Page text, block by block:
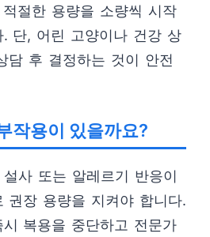
절한 용량을 소량씩 시작
단, 어린 고양이나 건강 상
담 후 결정하는 것이 안전
작용이 있을까요?
사 또는 알레르기 반응이
권장 용량을 지켜야 합니다.
복용을 중단하고 전문가